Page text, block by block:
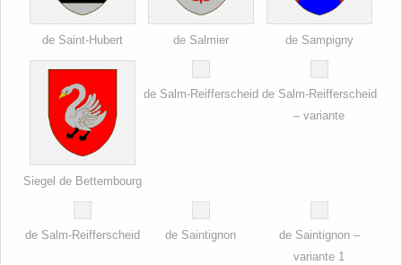
de Saint-Hubert de Salmier de Sampigny
Siegel de Bettembourg
de Salm-Reifferscheid de Salm-Reifferscheid
– variante
de Salm-Reifferscheid de Saintignon
de Saintignon –
variante 1